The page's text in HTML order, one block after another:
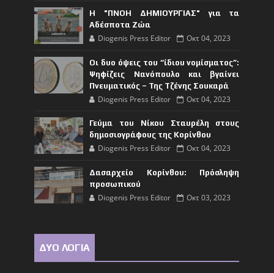
Η "ΠΝΟΗ ΔΗΜΙΟΥΡΓΙΑΣ" για τα
Αδέσποτα Ζώα
Diogenis Press Editor Οκτ 04, 2023
Οι δυο όψεις του “ίδιου νομίσματος”:
Ψηφίζεις Νανόπουλο και βγαίνει
Πνευματικός – Της Τζένης Σουκαρά
Diogenis Press Editor Οκτ 04, 2023
Γεύμα του Νίκου Σταυρέλη στους
δημοσιογράφους της Κορίνθου
Diogenis Press Editor Οκτ 04, 2023
Δασαρχείο Κορίνθου: Πρόσληψη
προσωπικού
Diogenis Press Editor Οκτ 03, 2023
ΔΥΟ ΛΟΓΙΑ